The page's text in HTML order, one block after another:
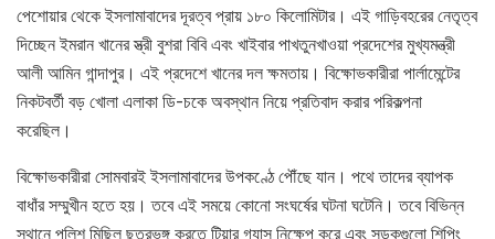
পেশোয়ার থেকে ইসলামাবাদের দূরত্ব প্রায় ১৮০ কিলোমিটার। এই গাড়িবহরের নেতৃত্ব
দিচ্ছেন ইমরান খানের স্ত্রী বুশরা বিবি এবং খাইবার পাখতুনখাওয়া প্রদেশের মুখ্যমন্ত্রী
আলী আমিন গান্দাপুর। এই প্রদেশে খানের দল ক্ষমতায়। বিক্ষোভকারীরা পার্লামেন্টের
নিকটবর্তী বড় খোলা এলাকা ডি-চকে অবস্থান নিয়ে প্রতিবাদ করার পরিকল্পনা
করেছিল।
বিক্ষোভকারীরা সোমবারই ইসলামাবাদের উপকণ্ঠে পৌঁছে যান। পথে তাদের ব্যাপক
বাধাঁর সম্মুখীন হতে হয়। তবে এই সময়ে কোনো সংঘর্ষের ঘটনা ঘটেনি। তবে বিভিন্ন
স্থানে পুলিশ মিছিল ছত্রভঙ্গ করতে টিয়ার গ্যাস নিক্ষেপ করে এবং সড়কগুলো শিপিং